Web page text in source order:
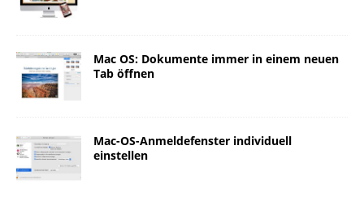
Mac OS: Dokumente immer in einem neuen
Tab öffnen
Mac-OS-Anmeldefenster individuell
einstellen